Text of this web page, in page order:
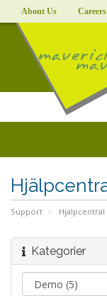
About Us Careers
Support Hjälpcentral
Kategorier